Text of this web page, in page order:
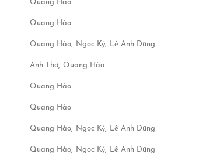
Quang Hào
Quang Hào
Quang Hào, Ngọc Ký, Lê Anh Dũng
Anh Thơ, Quang Hào
Quang Hào
Quang Hào
Quang Hào, Ngọc Ký, Lê Anh Dũng
Quang Hào, Ngọc Ký, Lê Anh Dũng